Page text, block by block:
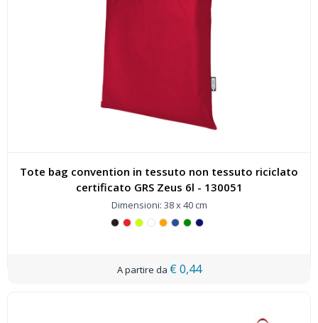
Tote bag convention in tessuto non tessuto riciclato
certificato GRS Zeus 6l - 130051
Dimensioni: 38 x 40 cm
€ 0,44